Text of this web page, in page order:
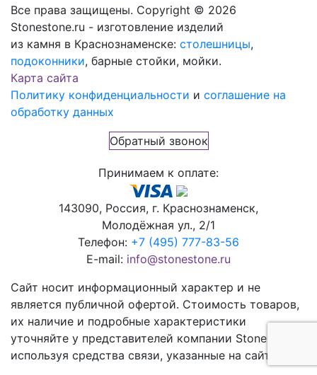
Все права защищены. Copyright © 2026
Stonestone.ru - изготовление изделий
из камня в Краснознаменске: столешницы,
подоконники, барные стойки, мойки.
Карта сайта
Политику конфиденциальности и соглашение на
обработку данных
Обратный звонок
Принимаем к оплате:
143090, Россия, г. Краснознаменск,
Молодёжная ул., 2/1
Телефон: +7 (495) 777-83-56
E-mail: info@stonestone.ru
Сайт носит информационный характер и не
является публичной офертой. Стоимость товаров,
их наличие и подробные характеристики
уточняйте у представителей компании StoneStone,
используя средства связи, указанные на сайте.